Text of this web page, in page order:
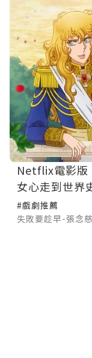
Netflix電影版
女心走到世界史的時光機
全家都該一起
#戲劇推薦
失敗要趁早-張念慈